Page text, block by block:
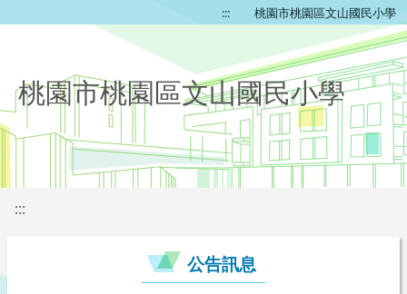
::: 桃園市桃園區文山國民小學
桃園市桃園區文山國民小學
:::
公告訊息